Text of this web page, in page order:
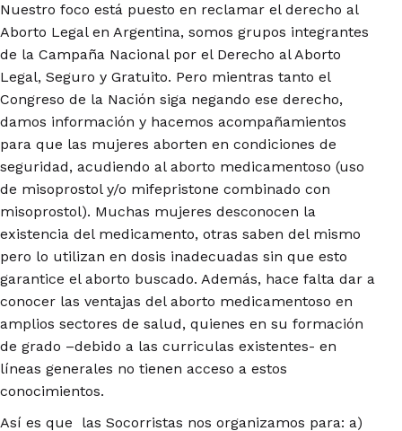
Nuestro foco está puesto en reclamar el derecho al
Aborto Legal en Argentina, somos grupos integrantes
de la Campaña Nacional por el Derecho al Aborto
Legal, Seguro y Gratuito. Pero mientras tanto el
Congreso de la Nación siga negando ese derecho,
damos información y hacemos acompañamientos
para que las mujeres aborten en condiciones de
seguridad, acudiendo al aborto medicamentoso (uso
de misoprostol y/o mifepristone combinado con
misoprostol). Muchas mujeres desconocen la
existencia del medicamento, otras saben del mismo
pero lo utilizan en dosis inadecuadas sin que esto
garantice el aborto buscado. Además, hace falta dar a
conocer las ventajas del aborto medicamentoso en
amplios sectores de salud, quienes en su formación
de grado –debido a las curriculas existentes- en
líneas generales no tienen acceso a estos
conocimientos.
Así es que las Socorristas nos organizamos para: a)